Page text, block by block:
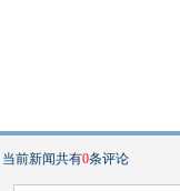
当前新闻共有0条评论